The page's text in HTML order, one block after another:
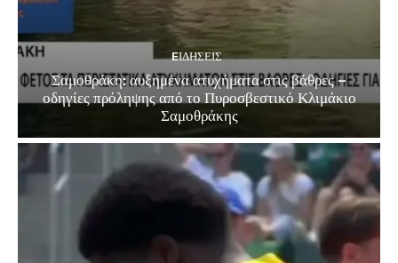
EΙΔΗΣΕΙΣ
Σαμοθράκη: αυξημένα ατυχήματα στις βάθρες –
οδηγίες πρόληψης από το Πυροσβεστικό Κλιμάκιο
Σαμοθράκης